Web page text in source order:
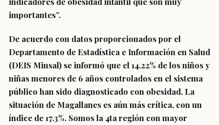
importantes”.
De acuerdo con datos proporcionados por el
Departamento de Estadística e Información en Salud
(DEIS Minsal) se informó que el 14.22% de los niños y
niñas menores de 6 años controlados en el sistema
público han sido diagnosticado con obesidad. La
situación de Magallanes es aún más crítica, con un
índice de 17.3%. Somos la 4ta región con mayor